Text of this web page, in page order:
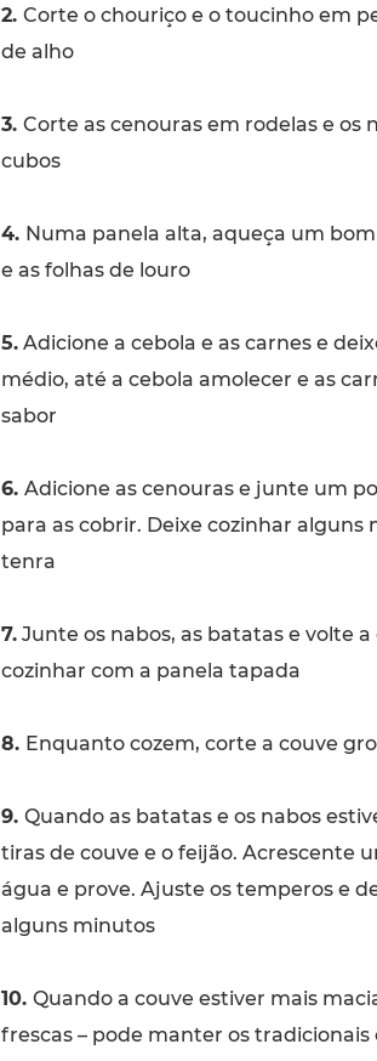
2. Corte o chouriço e o toucinho em
de alho
3. Corte as cenouras em rodelas e os
cubos
4. Numa panela alta, aqueça um
e as folhas de louro
5.Adicione a cebola e as carnes e
médio, até a cebola amolecer e as
sabor
6. Adicione as cenouras e junte um
para as cobrir. Deixe cozinhar alguns
tenra
7.Junte os nabos, as batatas e volte
cozinhar com a panela tapada
8. Enquanto cozem, corte a couve
9. Quando as batatas e os nabos
tiras de couve e o feijão. Acrescente
água e prove. Ajuste os temperos e
alguns minutos
10. Quando a couve estiver mais
frescas – pode manter os tradicionais